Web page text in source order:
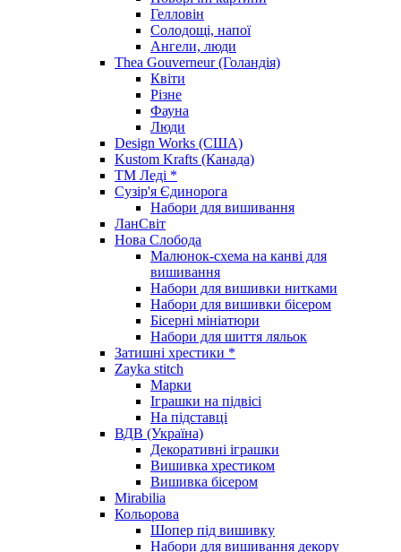
Гелловін
Солодощі, напої
Ангели, люди
Thea Gouverneur (Голандія)
Квіти
Різне
Фауна
Люди
Design Works (США)
Kustom Krafts (Канада)
ТМ Леді *
Сузір'я Єдинорога
Набори для вишивання
ЛанСвіт
Нова Слобода
Малюнок-схема на канві для
вишивання
Набори для вишивки нитками
Набори для вишивки бісером
Бісерні мініатюри
Набори для шиття ляльок
Затишні хрестики *
Zayka stitch
Марки
Іграшки на підвісі
На підставці
ВДВ (Україна)
Декоративні іграшки
Вишивка хрестиком
Вишивка бісером
Mirabilia
Кольорова
Шопер під вишивку
Набори для вишивання декору